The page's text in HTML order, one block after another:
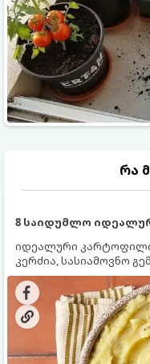
რა
8 საიდუმლო
იდეალური
კერძია, სასიამოვნო
ფერით. მისი
არსებობს რამდენიმე
იცოდეთ, რომ პიურე